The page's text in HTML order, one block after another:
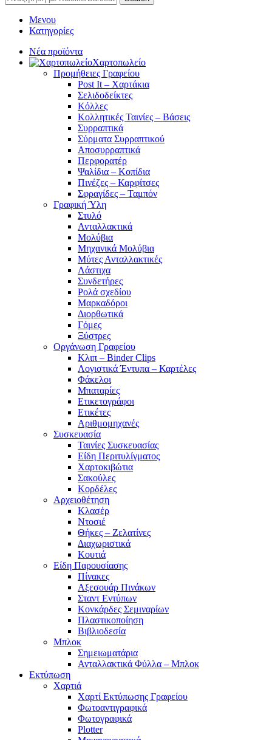
Μενου
Κατηγορίες
Νέα προϊόντα
Χαρτοπωλείο
Προμήθειες Γραφείου
Post It – Χαρτάκια
Σελιδοδείκτες
Κόλλες
Κολλητικές Ταινίες – Βάσεις
Συρραπτικά
Σύρματα Συρραπτικού
Αποσυρραπτικά
Περφορατέρ
Ψαλίδια – Κοπίδια
Πινέζες – Καρφίτσες
Σφραγίδες – Ταμπόν
Γραφική Ύλη
Στυλό
Ανταλλακτικά
Μολύβια
Μηχανικά Μολύβια
Μύτες Ανταλλακτικές
Λάστιχα
Συνδετήρες
Ρολά σχεδίου
Μαρκαδόροι
Διορθωτικά
Γόμες
Ξύστρες
Οργάνωση Γραφείου
Κλιπ – Binder Clips
Λογιστικά Έντυπα – Καρτέλες
Φάκελοι
Μπαταρίες
Ετικετογράφοι
Ετικέτες
Αριθμομηχανές
Συσκευασία
Ταινίες Συσκευασίας
Είδη Περιτυλίγματος
Χαρτοκιβώτια
Σακούλες
Κορδέλες
Αρχειοθέτηση
Κλασέρ
Ντοσιέ
Θήκες – Ζελατίνες
Διαχωριστικά
Κουτιά
Είδη Παρουσίασης
Πίνακες
Αξεσουάρ Πινάκων
Σταντ Εντύπων
Κονκάρδες Σεμιναρίων
Πλαστικοποίηση
Βιβλιοδεσία
Μπλοκ
Σημειωματάρια
Ανταλλακτικά Φύλλα – Μπλοκ
Εκτύπωση
Χαρτιά
Χαρτί Εκτύπωσης Γραφείου
Φωτοαντιγραφικά
Φωτογραφικά
Plotter